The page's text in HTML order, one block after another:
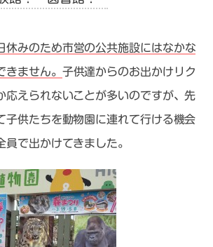
休みのため市営の公共施設にはなかな
きません。 子供達からのお出かけリク
応えられないことが多いのですが、先
子供たちを動物園に連れて行ける機会
員で出かけてきました。